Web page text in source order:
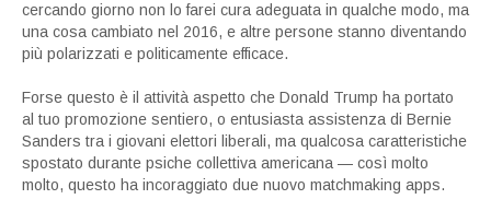
cercando giorno non lo farei cura adeguata in qualche modo, ma
una cosa cambiato nel 2016, e altre persone stanno diventando
più polarizzati e politicamente efficace.
Forse questo è il attività aspetto che Donald Trump ha portato
al tuo promozione sentiero, o entusiasta assistenza di Bernie
Sanders tra i giovani elettori liberali, ma qualcosa caratteristiche
spostato durante psiche collettiva americana — così molto
molto, questo ha incoraggiato due nuovo matchmaking apps.